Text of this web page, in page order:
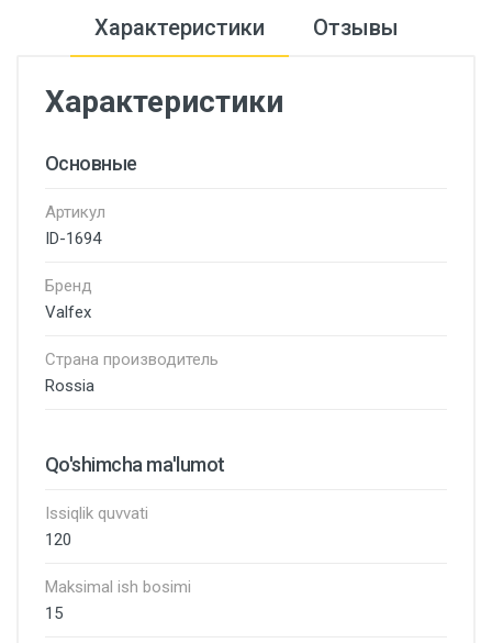
Характеристики Отзывы
Характеристики
Основные
Артикул
ID-1694
Бренд
Valfex
Страна производитель
Rossia
Qo'shimcha ma'lumot
Issiqlik quvvati
120
Maksimal ish bosimi
15